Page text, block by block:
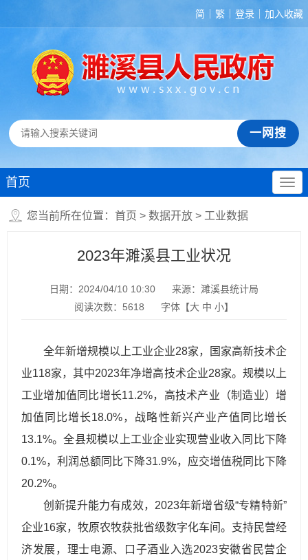
简 繁 登录 加入收藏
首页
您当前所在位置： 首页 > 数据开放 > 工业数据
2023年濉溪县工业状况
日期：2024/04/10 10:30
来源：濉溪县统计局
阅读次数： 5618 字体【大 中 小】
全年新增规模以上工业企业28家，国家高新技术企
业118家，其中2023年净增高技术企业28家。规模以上
工业增加值同比增长11.2%，高技术产业（制造业）增
加值同比增长18.0%，战略性新兴产业产值同比增长
13.1%。全县规模以上工业企业实现营业收入同比下降
0.1%，利润总额同比下降31.9%，应交增值税同比下降
20.2%。
创新提升能力有成效，2023年新增省级“专精特新”
企业16家，牧原农牧获批省级数字化车间。支持民营经
济发展，理士电源、口子酒业入选2023安徽省民营企